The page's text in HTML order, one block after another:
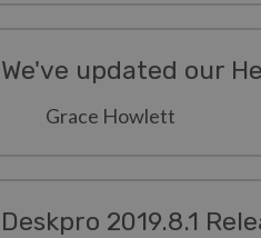
Grace Howlett
Deskpro 2019.8.1